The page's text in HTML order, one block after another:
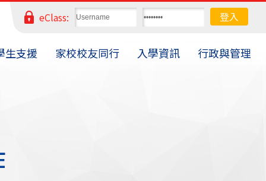
eClass:
生支援 家校校友同行 入學資訊 行政與管理